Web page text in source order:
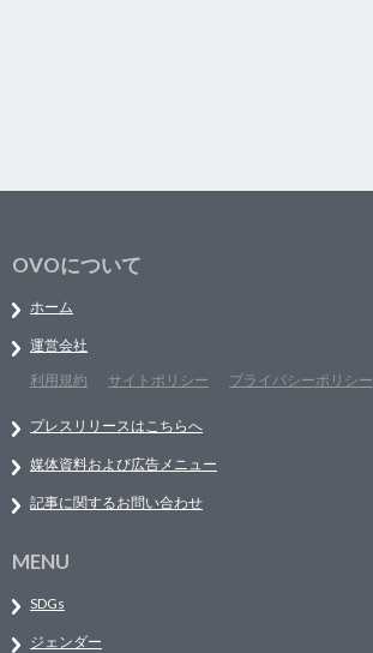
OVOについて
ホーム
運営会社
利用規約
サイトポリシー プライバシーポリシー
プレスリリースはこちらへ
媒体資料および広告メニュー
記事に関するお問い合わせ
MENU
SDGs
ジェンダー